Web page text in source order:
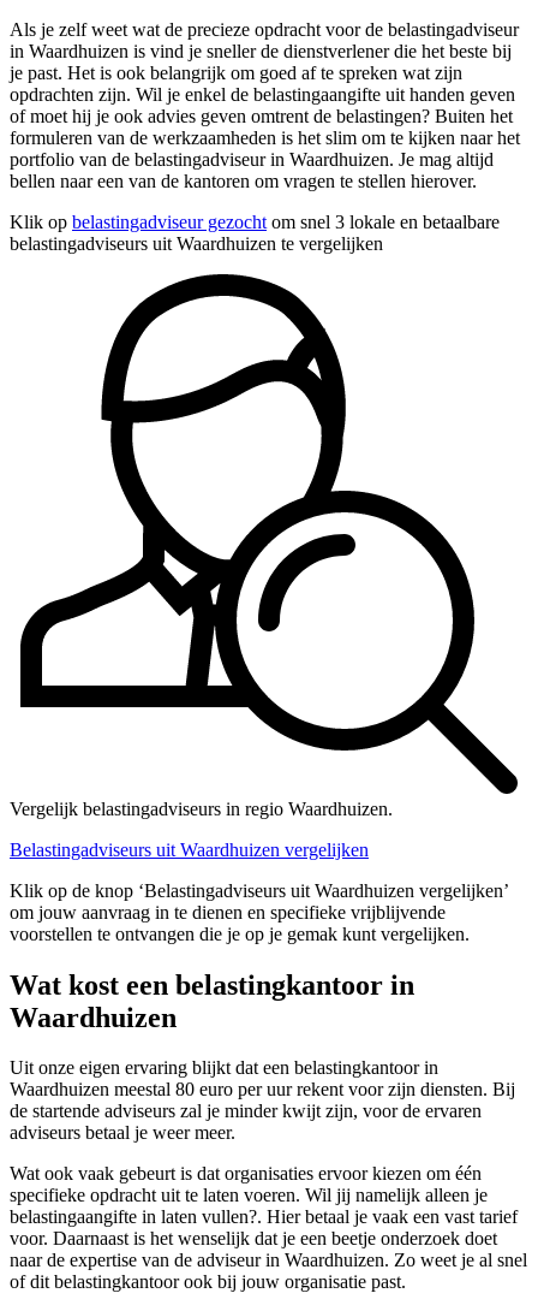
Als je zelf weet wat de precieze opdracht voor de belastingadviseur
in Waardhuizen is vind je sneller de dienstverlener die het beste bij
je past. Het is ook belangrijk om goed af te spreken wat zijn
opdrachten zijn. Wil je enkel de belastingaangifte uit handen geven
of moet hij je ook advies geven omtrent de belastingen? Buiten het
formuleren van de werkzaamheden is het slim om te kijken naar het
portfolio van de belastingadviseur in Waardhuizen. Je mag altijd
bellen naar een van de kantoren om vragen te stellen hierover.
Klik op belastingadviseur gezocht om snel 3 lokale en betaalbare
belastingadviseurs uit Waardhuizen te vergelijken
Vergelijk belastingadviseurs in regio Waardhuizen.
Belastingadviseurs uit Waardhuizen vergelijken
Klik op de knop ‘Belastingadviseurs uit Waardhuizen vergelijken’
om jouw aanvraag in te dienen en specifieke vrijblijvende
voorstellen te ontvangen die je op je gemak kunt vergelijken.
Wat kost een belastingkantoor in
Waardhuizen
Uit onze eigen ervaring blijkt dat een belastingkantoor in
Waardhuizen meestal 80 euro per uur rekent voor zijn diensten. Bij
de startende adviseurs zal je minder kwijt zijn, voor de ervaren
adviseurs betaal je weer meer.
Wat ook vaak gebeurt is dat organisaties ervoor kiezen om één
specifieke opdracht uit te laten voeren. Wil jij namelijk alleen je
belastingaangifte in laten vullen?. Hier betaal je vaak een vast tarief
voor. Daarnaast is het wenselijk dat je een beetje onderzoek doet
naar de expertise van de adviseur in Waardhuizen. Zo weet je al snel
of dit belastingkantoor ook bij jouw organisatie past.